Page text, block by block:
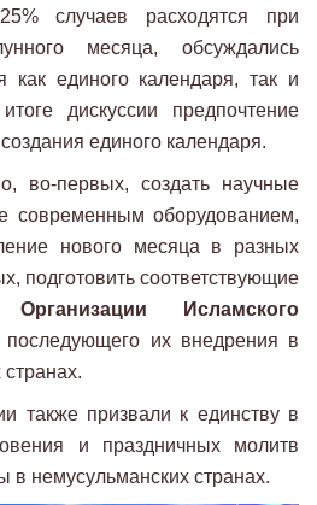
случаев расходятся при
месяца, обсуждались
как единого календаря, так и
дискуссии предпочтение
единого календаря.
во-первых, создать научные
современным оборудованием,
нового месяца в разных
подготовить соответствующие
Организации Исламского
последующего их внедрения в
также призвали к единству в
и праздничных молитв
в немусульманских странах.